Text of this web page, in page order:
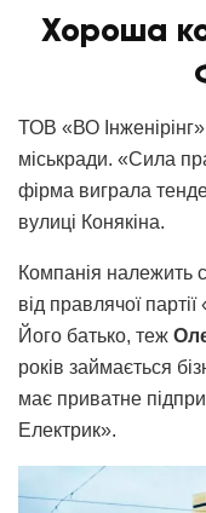
Хороша
ТОВ «ВО
міськради. «Сила
фірма виграла
вулиці Конякіна.
Компанія належить
від правлячої
Його батько, теж
років займається
має приватне
Електрик».